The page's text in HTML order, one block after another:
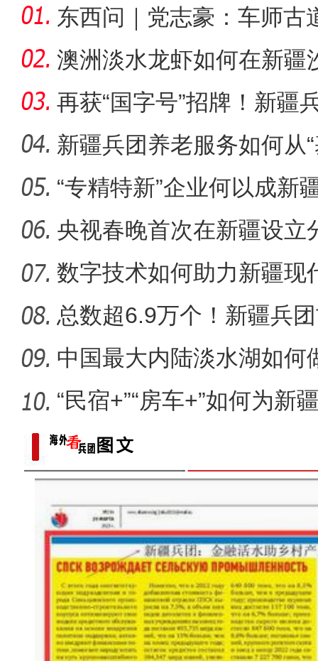
冬日草莓“甜蜜”上线！二
“阿克苏是个好地方·四季
东西问｜党志豪：车师古
的要道
澳洲淡水龙虾如何在新疆
再获“国字号”招牌！新疆
何
新疆兵团养老服务如何从
养
“专精特新”企业何以成新
力军
央视春晚首次在新疆设立
何花落喀
数字技术如何助力新疆现
总数超6.9万个！新疆兵
字谜创作
中国最大内陆淡水湖如何
“民宿+”“房车+”如何为新
添